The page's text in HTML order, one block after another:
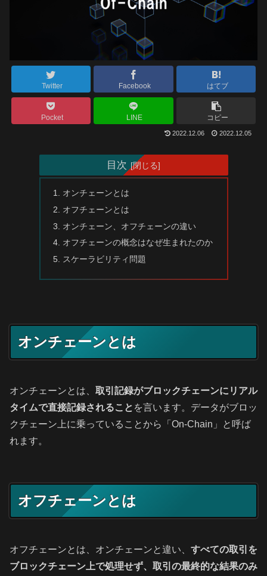
Twitter Facebook はてブ
Pocket LINE コピー
2022.12.06 2022.12.05
目次
オンチェーンとは
オフチェーンとは
オンチェーン、オフチェーンの違い
オフチェーンの概念はなぜ生まれたのか
スケーラビリティ問題
オンチェーンとは
オンチェーンとは、 取引記録がブロックチェーンにリアル
タイムで直接記録されること を言います。データがブロッ
クチェーン上に乗っていることから「On-Chain」と呼ば
れます。
オフチェーンとは
オフチェーンとは、オンチェーンと違い、 すべての取引を
ブロックチェーン上で処理せず、取引の最終的な結果のみ